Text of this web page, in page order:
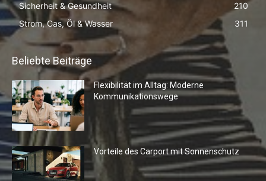
Sicherheit & Gesundheit
210
Strom, Gas, Öl & Wasser
311
Beliebte Beiträge
Flexibilität im Alltag: Moderne
Kommunikationswege
Vorteile des Carport mit Sonnenschutz